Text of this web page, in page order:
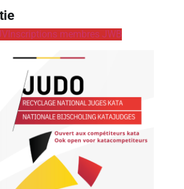
Inscriptions membres JWB